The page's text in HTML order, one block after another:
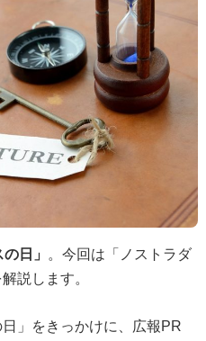
日」
。今回は「ノストラダ
説します。
」をきっかけに、広報PR